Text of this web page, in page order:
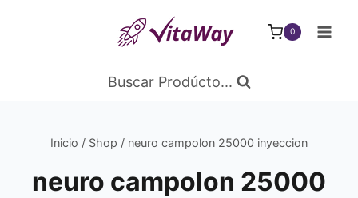
0
Buscar Prodúcto...
Inicio / Shop / neuro campolon 25000 inyeccion
neuro campolon 25000